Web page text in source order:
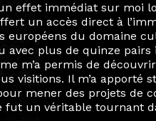
privée et ma vie
Durant mon année au
réseau européen aussi
au-delà de la salle de
camarades à collaborer
de Helsinki à Kuala
ainsi ma vision
à travers les